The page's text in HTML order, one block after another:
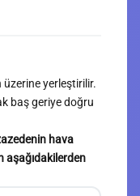
üzerine yerleştirilir.
baş geriye doğru
hava
aşağıdakilerden